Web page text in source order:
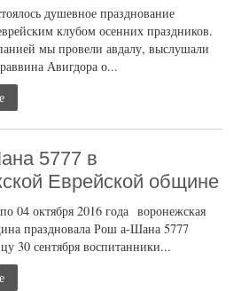
душевное празднование
клубом осенних праздников.
мы провели авдалу, выслушали
Авигдора о...
5777 в
Еврейской общине
04 октября 2016 года воронежская
праздновала Рош а-Шана 5777
30 сентября воспитанники...